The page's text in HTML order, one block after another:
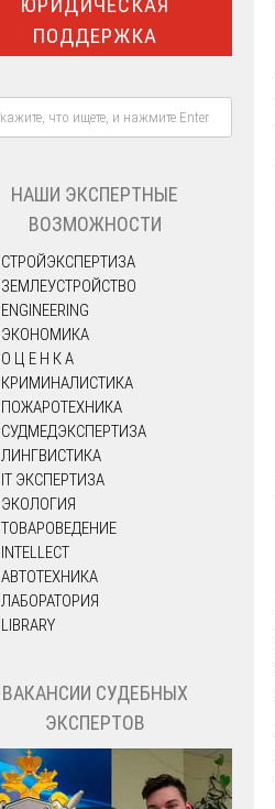
ПОДДЕРЖКА
НАШИ ЭКСПЕРТНЫЕ
ВОЗМОЖНОСТИ
СТРОЙЭКСПЕРТИЗА
ЗЕМЛЕУСТРОЙСТВО
ENGINEERING
ЭКОНОМИКА
О Ц Е Н К А
КРИМИНАЛИСТИКА
ПОЖАРОТЕХНИКА
СУДМЕДЭКСПЕРТИЗА
ЛИНГВИСТИКА
IT ЭКСПЕРТИЗА
ЭКОЛОГИЯ
ТОВАРОВЕДЕНИЕ
INTELLECT
АВТОТЕХНИКА
ЛАБОРАТОРИЯ
LIBRARY
ВАКАНСИИ СУДЕБНЫХ
ЭКСПЕРТОВ